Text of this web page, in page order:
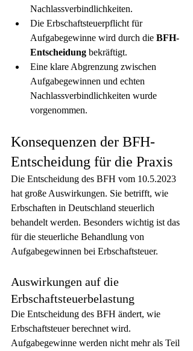
Nachlassverbindlichkeiten.
Die Erbschaftsteuerpflicht für
Aufgabegewinne wird durch die BFH-
Entscheidung bekräftigt.
Eine klare Abgrenzung zwischen
Aufgabegewinnen und echten
Nachlassverbindlichkeiten wurde
vorgenommen.
Konsequenzen der BFH-
Entscheidung für die Praxis
Die Entscheidung des BFH vom 10.5.2023
hat große Auswirkungen. Sie betrifft, wie
Erbschaften in Deutschland steuerlich
behandelt werden. Besonders wichtig ist das
für die steuerliche Behandlung von
Aufgabegewinnen bei Erbschaftsteuer.
Auswirkungen auf die
Erbschaftsteuerbelastung
Die Entscheidung des BFH ändert, wie
Erbschaftsteuer berechnet wird.
Aufgabegewinne werden nicht mehr als Teil